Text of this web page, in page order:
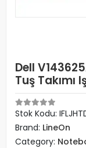
Dell
Tuş Takımı
Stok Kodu:
Brand: LineOn
Category: